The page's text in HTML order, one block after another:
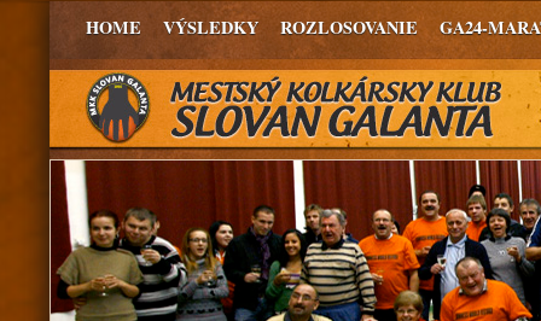
HOME VÝSLEDKY ROZLOSOVANIE GA24-